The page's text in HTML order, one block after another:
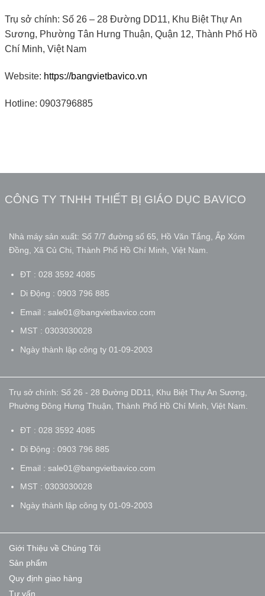
Trụ sở chính: Số 26 – 28 Đường DD11, Khu Biệt Thự An
Sương, Phường Tân Hưng Thuận, Quận 12, Thành Phố Hồ
Chí Minh, Việt Nam
Website: https://bangvietbavico.vn
Hotline: 0903796885
CÔNG TY TNHH THIẾT BỊ GIÁO DỤC BAVICO
Nhà máy sản xuất: Số 7/7 đường số 65, Hồ Văn Tắng, Ấp Xóm
Đồng, Xã Củ Chi, Thành Phố Hồ Chí Minh, Việt Nam.
ĐT : 028 3592 4085
Di Động : 0903 796 885
Email : sale01@bangvietbavico.com
MST : 0303030028
Ngày thành lập công ty 01-09-2003
Trụ sở chính: Số 26 - 28 Đường DD11, Khu Biệt Thự An Sương,
Phường Đông Hưng Thuận, Thành Phố Hồ Chí Minh, Việt Nam.
ĐT : 028 3592 4085
Di Động : 0903 796 885
Email : sale01@bangvietbavico.com
MST : 0303030028
Ngày thành lập công ty 01-09-2003
Giới Thiệu về Chúng Tôi
Sản phẩm
Quy định giao hàng
Tư vấn